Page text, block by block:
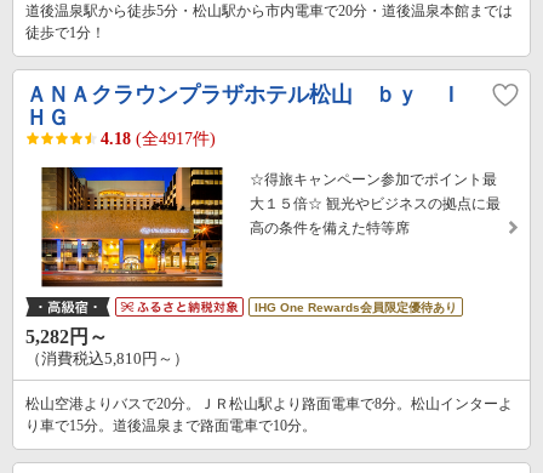
道後温泉駅から徒歩5分・松山駅から市内電車で20分・道後温泉本館までは
徒歩で1分！
ＡＮＡクラウンプラザホテル松山 ｂｙ Ｉ
ＨＧ
4.18 (全4917件)
☆得旅キャンペーン参加でポイント最
大１５倍☆ 観光やビジネスの拠点に最
高の条件を備えた特等席
IHG One Rewards会員限定優待あり
5,282円～
（消費税込5,810円～）
松山空港よりバスで20分。ＪＲ松山駅より路面電車で8分。松山インターよ
り車で15分。道後温泉まで路面電車で10分。